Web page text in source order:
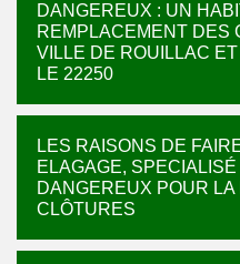
DANGEREUX : UN
REMPLACEMENT DES
VILLE DE ROUILLAC
LE 22250
LES RAISONS DE
ELAGAGE,
DANGEREUX POUR
CLÔTURES